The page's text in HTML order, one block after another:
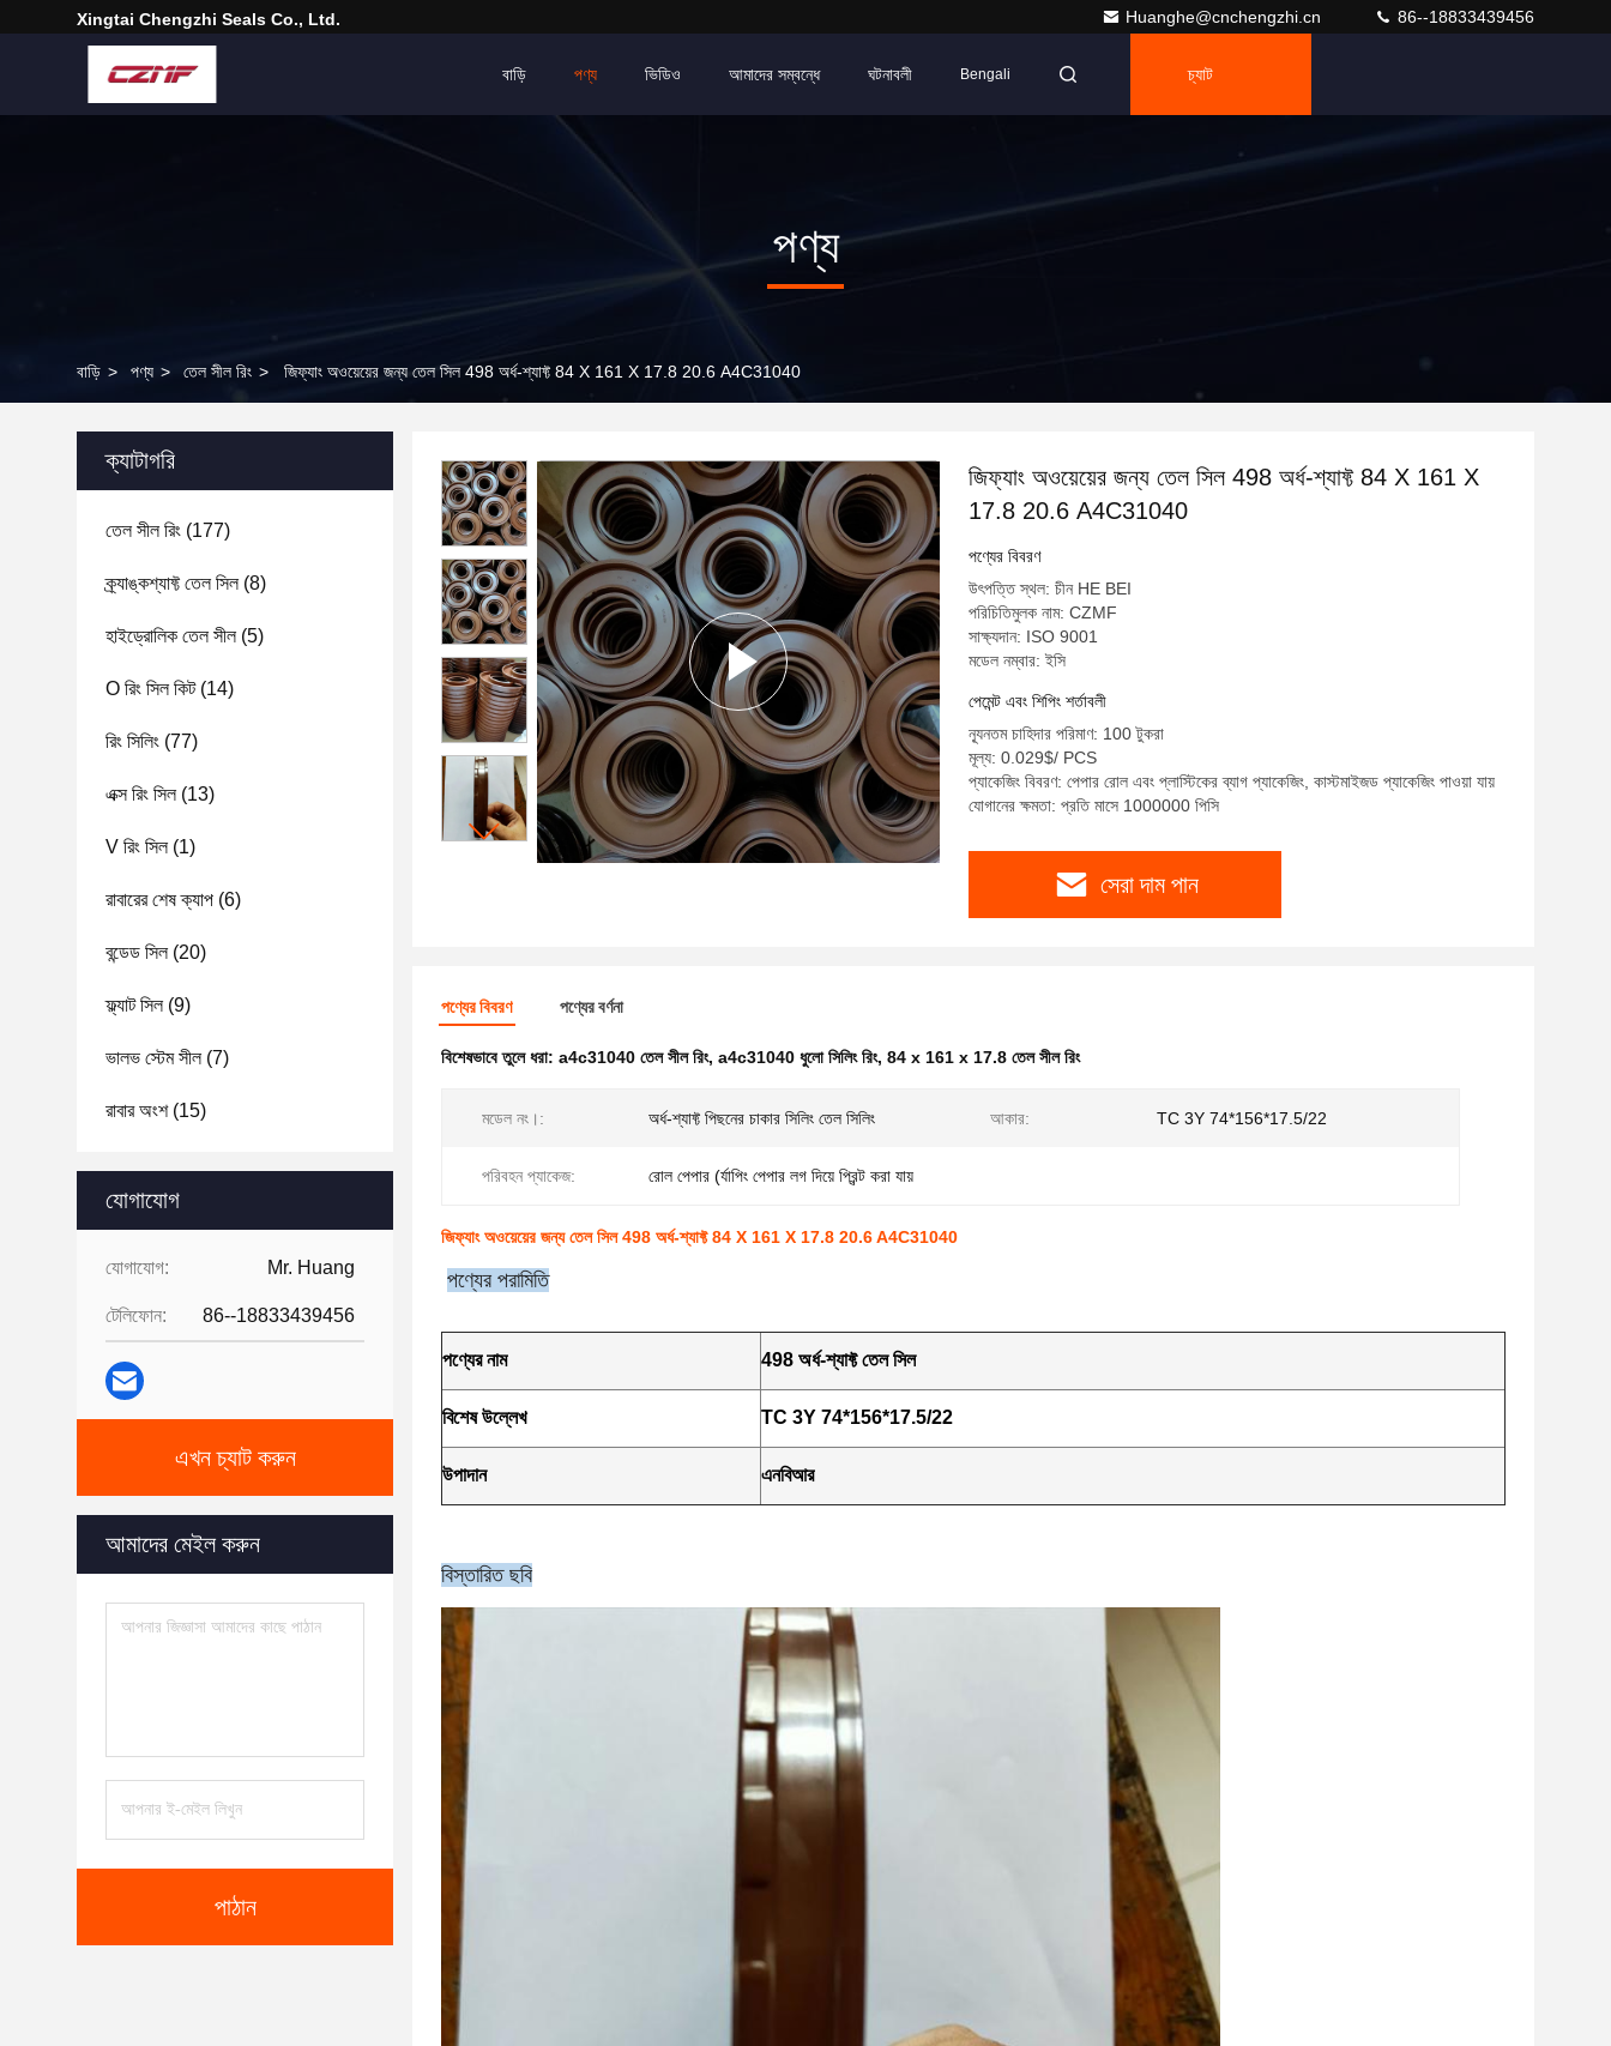
Xingtai Chengzhi Seals Co., Ltd. Huanghe@cnchengzhi.cn 86--18833439456
বাড়ি পণ্য ভিডিও আমাদের সম্বন্ধে ঘটনাবলী Bengali চ্যাট
পণ্য
বাড়ি > পণ্য > তেল সীল রিং > জিফ্যাং অওয়েয়ের জন্য তেল সিল 498 অর্ধ-শ্যাফ্ট 84 X 161 X 17.8 20.6 A4C31040
ক্যাটাগরি
তেল সীল রিং (177)
ক্র্যাঙ্কশ্যাফ্ট তেল সিল(8)
হাইড্রোলিক তেল সীল(5)
O রিং সিল কিট(14)
রিং সিলিং (77)
এক্স রিং সিল(13)
V রিং সিল(1)
রাবারের শেষ ক্যাপ (6)
বন্ডেড সিল(20)
ফ্ল্যাট সিল(9)
ভালভ স্টেম সীল(7)
রাবার অংশ(15)
যোগাযোগ
যোগাযোগ: Mr. Huang
টেলিফোন: 86--18833439456
এখন চ্যাট করুন
আমাদের মেইল ​​করুন
পাঠান
জিফ্যাং অওয়েয়ের জন্য তেল সিল 498 অর্ধ-শ্যাফ্ট 84 X 161 X
17.8 20.6 A4C31040
পণ্যের বিবরণ
উৎপত্তি স্থল: চীন HE BEI
পরিচিতিমুলক নাম: CZMF
সাক্ষ্যদান: ISO 9001
মডেল নম্বার: ইসি
পেমেন্ট এবং শিপিং শর্তাবলী
ন্যূনতম চাহিদার পরিমাণ: 100 টুকরা
মূল্য: 0.029$/ PCS
প্যাকেজিং বিবরণ: পেপার রোল এবং প্লাস্টিকের ব্যাগ প্যাকেজিং, কাস্টমাইজড প্যাকেজিং পাওয়া যায়
যোগানের ক্ষমতা: প্রতি মাসে 1000000 পিসি
সেরা দাম পান
পণ্যের বিবরণ পণ্যের বর্ণনা
বিশেষভাবে তুলে ধরা: a4c31040 তেল সীল রিং, a4c31040 ধুলো সিলিং রিং, 84 x 161 x 17.8 তেল সীল রিং
মডেল নং।: অর্ধ-শ্যাফ্ট পিছনের চাকার সিলিং তেল সিলিং আকার: TC 3Y 74*156*17.5/22
পরিবহন প্যাকেজ: রোল পেপার (র্যাপিং পেপার লগ দিয়ে প্রিন্ট করা যায়
জিফ্যাং অওয়েয়ের জন্য তেল সিল 498 অর্ধ-শ্যাফ্ট 84 X 161 X 17.8 20.6 A4C31040
পণ্যের পরামিতি
পণ্যের নাম 498 অর্ধ-শ্যাফ্ট তেল সিল
বিশেষ উল্লেখ TC 3Y 74*156*17.5/22
উপাদান এনবিআর
বিস্তারিত ছবি